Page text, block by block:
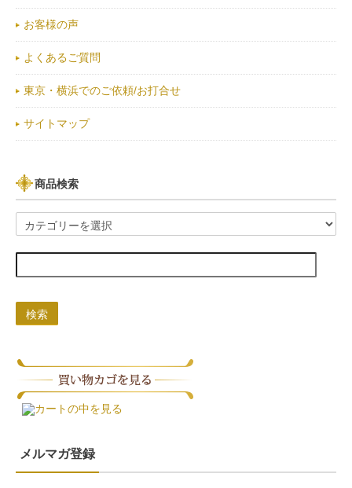
お客様の声
よくあるご質問
東京・横浜でのご依頼/お打合せ
サイトマップ
商品検索
検索
カートの中を見る
メルマガ登録